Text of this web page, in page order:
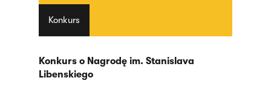
Konkurs
Konkurs o Nagrodę im. Stanislava
Libenskiego